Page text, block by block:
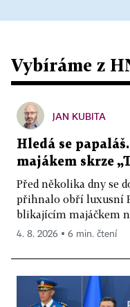
Vybíráme z
JAN KUBITA
Hledá se
majákem skrze
Před několika dny se
přihnalo obří luxusní
blikajícím majáčkem
4. 8. 2026 ▪ 6 min. čtení